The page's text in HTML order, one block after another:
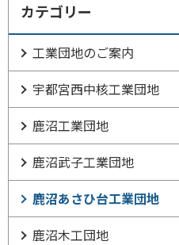
カテゴリー
工業団地のご案内
宇都宮西中核工業団地
鹿沼工業団地
鹿沼武子工業団地
鹿沼あさひ台工業団地
鹿沼木工団地